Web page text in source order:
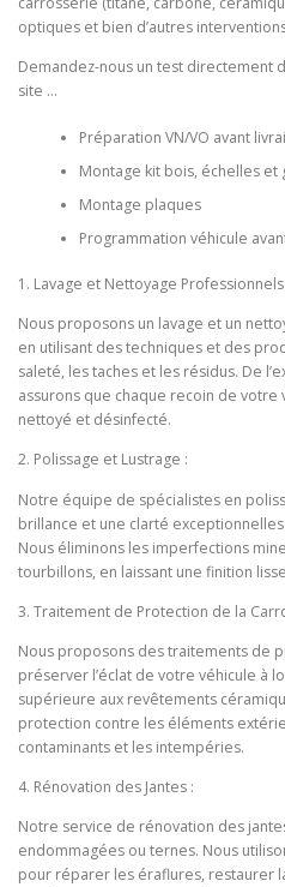
optiques et bien d’autres
Demandez-nous un test directement
site …
Préparation VN/VO avant
Montage kit bois, échelles
Montage plaques
Programmation véhicule
1. Lavage et Nettoyage Professionnels
Nous proposons un lavage et un
en utilisant des techniques et des
saleté, les taches et les résidus. De
assurons que chaque recoin de
nettoyé et désinfecté.
2. Polissage et Lustrage :
Notre équipe de spécialistes en
brillance et une clarté
Nous éliminons les imperfections
tourbillons, en laissant une finition
3. Traitement de Protection de la
Nous proposons des traitements de
préserver l’éclat de votre véhicule à
supérieure aux revêtements
protection contre les éléments
contaminants et les intempéries.
4. Rénovation des Jantes :
Notre service de rénovation des
endommagées ou ternes. Nous
pour réparer les éraflures, restaurer